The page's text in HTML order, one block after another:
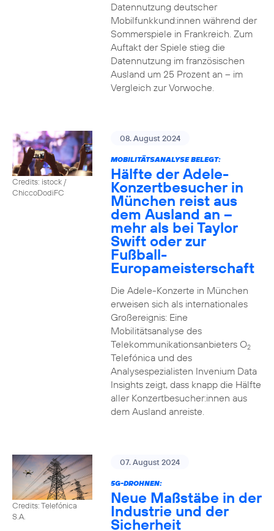
Datennutzung deutscher
Mobilfunkkund:innen während der
Sommerspiele in Frankreich. Zum
Auftakt der Spiele stieg die
Datennutzung im französischen
Ausland um 25 Prozent an – im
Vergleich zur Vorwoche.
Credits: istock /
ChiccoDodiFC
08. August 2024
MOBILITÄTSANALYSE BELEGT:
Hälfte der Adele-
Konzertbesucher in
München reist aus
dem Ausland an –
mehr als bei Taylor
Swift oder zur
Fußball-
Europameisterschaft
Die Adele-Konzerte in München
erweisen sich als internationales
Großereignis: Eine
Mobilitätsanalyse des
Telekommunikationsanbieters O2
Telefónica und des
Analysespezialisten Invenium Data
Insights zeigt, dass knapp die Hälfte
aller Konzertbesucher:innen aus
dem Ausland anreiste.
Credits: Telefónica
S.A.
07. August 2024
5G-DROHNEN:
Neue Maßstäbe in der
Industrie und der
Sicherheit